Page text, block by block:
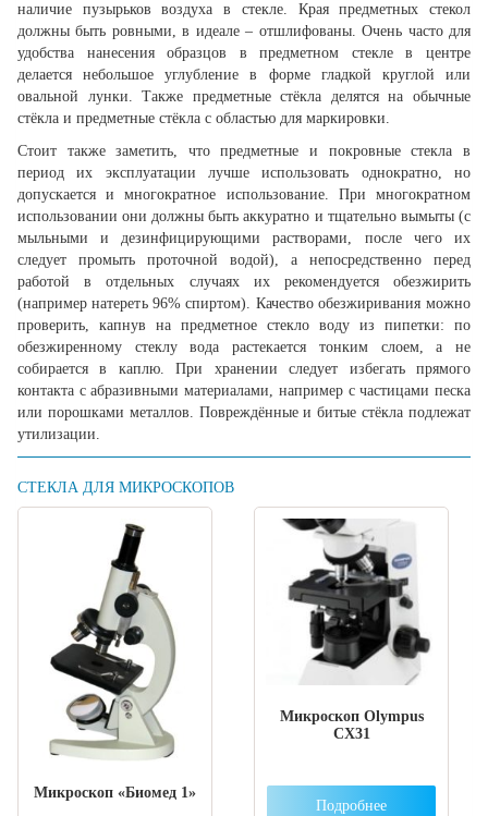
наличие пузырьков воздуха в стекле. Края предметных стекол
должны быть ровными, в идеале – отшлифованы. Очень часто для
удобства нанесения образцов в предметном стекле в центре
делается небольшое углубление в форме гладкой круглой или
овальной лунки. Также предметные стёкла делятся на обычные
стёкла и предметные стёкла с областью для маркировки.
Стоит также заметить, что предметные и покровные стекла в
период их эксплуатации лучше использовать однократно, но
допускается и многократное использование. При многократном
использовании они должны быть аккуратно и тщательно вымыты (с
мыльными и дезинфицирующими растворами, после чего их
следует промыть проточной водой), а непосредственно перед
работой в отдельных случаях их рекомендуется обезжирить
(например натереть 96% спиртом). Качество обезжиривания можно
проверить, капнув на предметное стекло воду из пипетки: по
обезжиренному стеклу вода растекается тонким слоем, а не
собирается в каплю. При хранении следует избегать прямого
контакта с абразивными материалами, например с частицами песка
или порошками металлов. Повреждённые и битые стёкла подлежат
утилизации.
СТЕКЛА ДЛЯ МИКРОСКОПОВ
Микроскоп «Биомед 1»
Микроскоп Olympus
CX31
Подробнее